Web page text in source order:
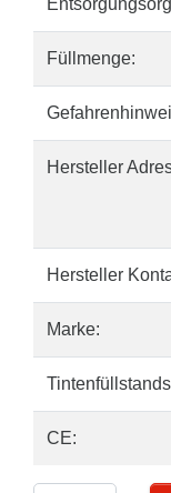
Füllmenge:
Hersteller
Hersteller
Marke:
CE: